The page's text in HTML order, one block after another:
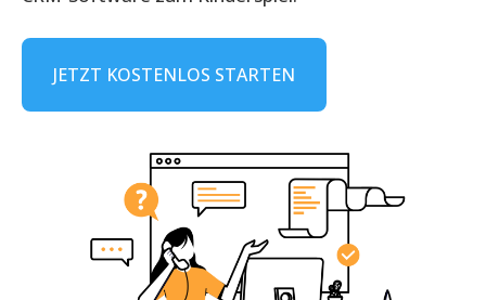
JETZT KOSTENLOS STARTEN